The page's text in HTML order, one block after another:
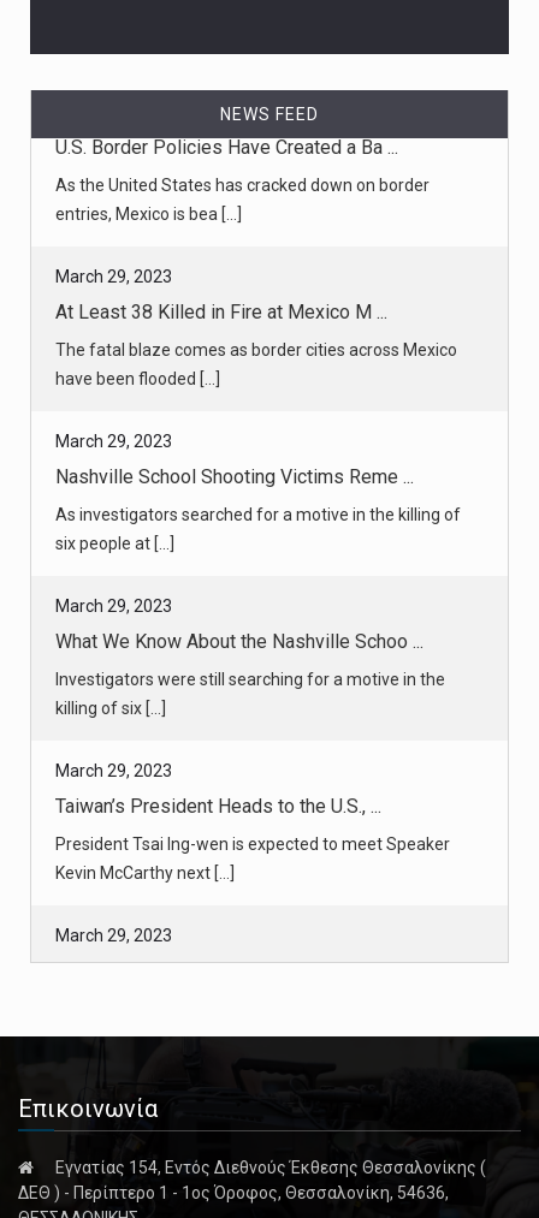
NEWS FEED
At Least 38 Killed in Fire at Mexico M ...
have been flooded [...]
Nashville School Shooting Victims Reme ...
six people at [...]
What We Know About the Nashville Schoo ...
killing of six [...]
Taiwan’s President Heads to the U.S., ...
Kevin McCarthy next [...]
Vermont Reconsiders Access to Aid in D ...
Lynda Bluestein su [...]
Minister Benj [...]
March 28, 2023
Pence Must Testify to Jan. 6 Grand Jur ...
Επικοινωνία
Εγνατίας 154, Εντός Διεθνούς Έκθεσης Θεσσαλονίκης (
ΔΕΘ ) - Περίπτερο 1 - 1ος Όροφος, Θεσσαλονίκη, 54636,